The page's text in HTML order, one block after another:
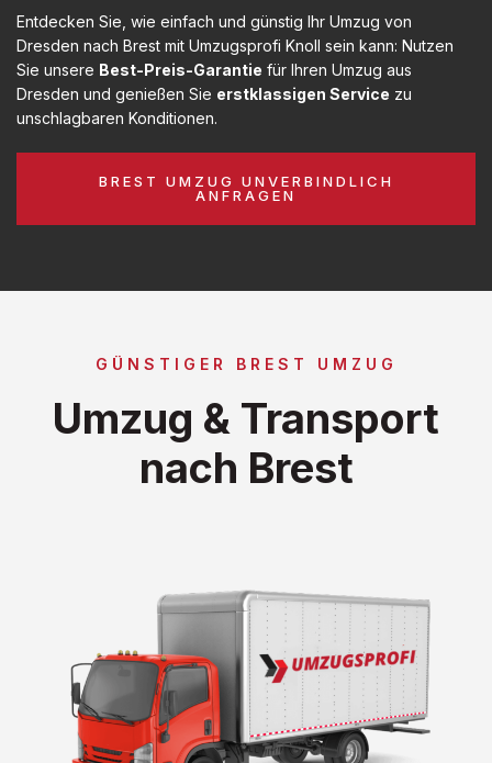
Entdecken Sie, wie einfach und günstig Ihr Umzug von
Dresden nach Brest mit Umzugsprofi Knoll sein kann: Nutzen
Sie unsere Best-Preis-Garantie für Ihren Umzug aus
Dresden und genießen Sie erstklassigen Service zu
unschlagbaren Konditionen.
BREST UMZUG UNVERBINDLICH
ANFRAGEN
GÜNSTIGER BREST UMZUG
Umzug & Transport
nach Brest